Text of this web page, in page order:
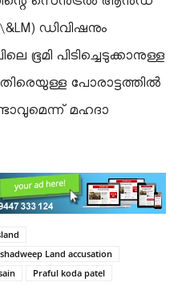
ഡിവിഷനും
ഭൂമി പിടിച്ചെടുക്കാനുള്ള
പോരാട്ടത്തിൽ
മഹദാ
Land accusation
Praful koda patel